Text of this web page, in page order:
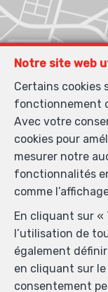
Notre site web
Certains cookies
fonctionnement
Avec votre
cookies pour
mesurer notre
fonctionnalités
comme
En cliquant sur «
l’utilisation de
également
en cliquant sur
consentement